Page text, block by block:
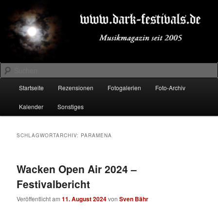
primären
Inhalt
springen
sekundären
Inhalt
springenDARK-FESTIVALS.DE
Suchen
Startseite Rezensionen Fotogalerien Foto-Archiv
Kalender Sonstiges
SCHLAGWORTARCHIV: PARAMENA
Wacken Open Air 2024 –
Festivalbericht
Veröffentlicht am11. August 2024vonSven Bähr